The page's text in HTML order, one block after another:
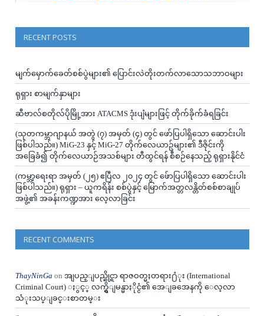
RECENT POSTS
မျက်မှောက်ခေတ်စစ်ပွဲများ၏ ပြောင်းလဲတိုးတက်လာသောသဘာဝများ
ရုရှား စာမျက်နှာများ
ဆီဗာလ်စတိုလ်ပိုမြို့အား ATACMS ဒုံးပျံများဖြင့် တိုက်ခိုက်ခံရခြင်း
(သုတကမ္ဘာဂျာနယ် အတွဲ (၇) အမှတ် (၄) တွင် ဖော်ပြပါရှိသော ဆောင်းပါး
ဖြစ်ပါသည်။) MiG-23 နှင့် MiG-27 တိုက်လေယာဥ်များ၏ ဒီဇိုင်းကို
အခြေခံ၍ တိုက်လေယာဉ်အသစ်များ တီထွင်ရန် စီစဉ်နေသည့် ရုရှားနိုင်ငံ
(ကမ္ဘာ့ရေးရာ အမှတ် (၂၅) ဧပြီလ ၂၀၂၄ တွင် ဖ်ောပြပါရှိသော ဆောင်းပါး
ဖြစ်ပါသည်။) ရုရှား – ယူကရိန်း စစ်ပွဲနှင့် မြောက်အတ္တလန္တိတ်စစ်စာချုပ်
အဖွဲ့၏ အခန်းကဏ္ဍအား လေ့လာခြင်း
RECENT COMMENTS
ThayNinGa on အျပည္ျပည္ဆိုင္ရာ ရာဇဝတ္မႈတရား႐ံုး (International
Criminal Court) ႏွင့္ လက္ရွိျမန္မာႏိုင္ငံ၏ အေျခအေနကို ေလ့လာ
သံုးသပ္ျခင္းစာတမ္း